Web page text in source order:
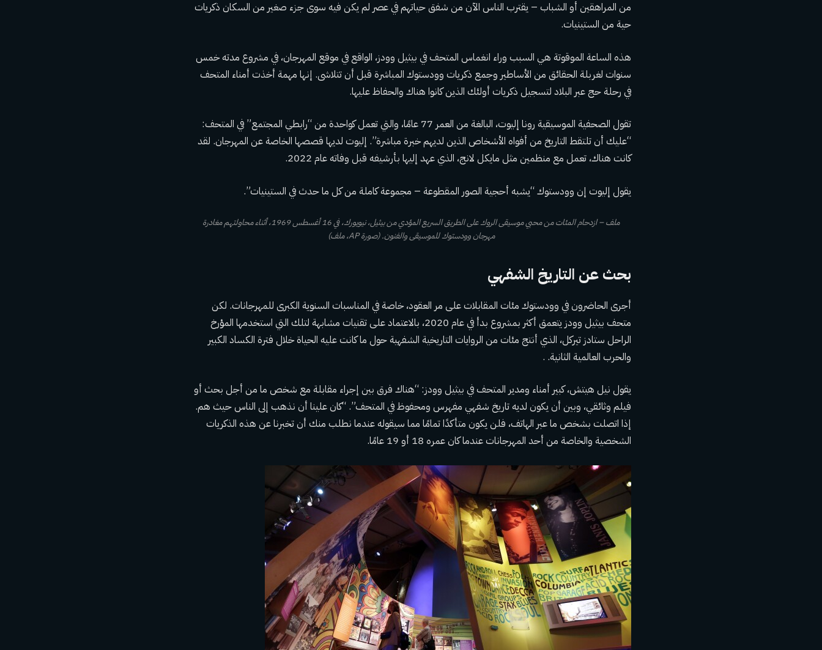
من المراهقين أو الشباب – يقترب الناس الآن من شفق حياتهم في عصر لم يكن فيه سوى جزء صغير من السكان ذكريات
حية من الستينيات.
هذه الساعة الموقوتة هي السبب وراء انغماس المتحف في بيثيل وودز، الواقع في موقع المهرجان، في مشروع مدته خمس
سنوات لغربلة الحقائق من الأساطير وجمع ذكريات وودستوك المباشرة قبل أن تتلاشى. إنها مهمة أخذت أمناء المتحف
في رحلة حج عبر البلاد لتسجيل ذكريات أولئك الذين كانوا هناك والحفاظ عليها.
تقول الصحفية الموسيقية رونا إليوت، البالغة من العمر 77 عامًا، والتي تعمل كواحدة من “رابطي المجتمع” في المتحف:
“عليك أن تلتقط التاريخ من أفواه الأشخاص الذين لديهم خبرة مباشرة”. إليوت لديها قصصها الخاصة عن المهرجان. لقد
كانت هناك، تعمل مع منظمين مثل مايكل لانج، الذي عهد إليها بأرشيفه قبل وفاته عام 2022 .
يقول إليوت إن وودستوك “يشبه أحجية الصور المقطوعة – مجموعة كاملة من كل ما حدث في الستينيات”.
ملف – ازدحام المئات من محبي موسيقى الروك على الطريق السريع المؤدي من بيثيل، نيويورك، في 16 أغسطس 1969، أثناء محاولتهم مغادرة
مهرجان وودستوك للموسيقى والفنون. (صورة AP، ملف)
بحث عن التاريخ الشفهي
أجرى الحاضرون في وودستوك مئات المقابلات على مر العقود، خاصة في المناسبات السنوية الكبرى للمهرجانات. لكن
متحف بيثيل وودز يتعمق أكثر بمشروع بدأ في عام 2020، بالاعتماد على تقنيات مشابهة لتلك التي استخدمها المؤرخ
الراحل ستادز تيركل، الذي أنتج مئات من الروايات التاريخية الشفهية حول ما كانت عليه الحياة خلال فترة الكساد الكبير
والحرب العالمية الثانية. .
يقول نيل هيتش، كبير أمناء ومدير المتحف في بيثيل وودز: “هناك فرق بين إجراء مقابلة مع شخص ما من أجل بحث أو
فيلم وثائقي، وبين أن يكون لديه تاريخ شفهي مفهرس ومحفوظ في المتحف”. “كان علينا أن نذهب إلى الناس حيث هم.
إذا اتصلت بشخص ما عبر الهاتف، فلن يكون متأكدًا تمامًا مما سيقوله عندما نطلب منك أن تخبرنا عن هذه الذكريات
الشخصية والخاصة من أحد المهرجانات عندما كان عمره 18 أو 19 عامًا.